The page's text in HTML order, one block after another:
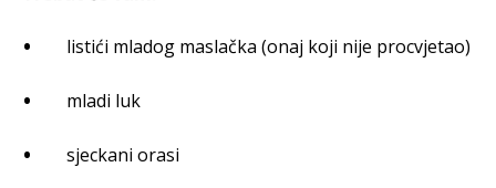
listići mladog maslačka (onaj koji nije procvjetao)
mladi luk
sjeckani orasi